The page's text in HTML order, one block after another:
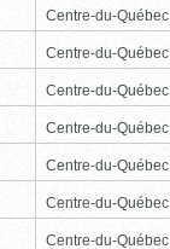
Centre-du-Québec
Centre-du-Québec
Centre-du-Québec
Centre-du-Québec
Centre-du-Québec
Centre-du-Québec
Centre-du-Québec